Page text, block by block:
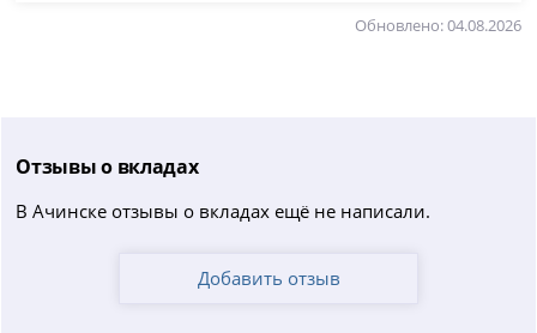
Обновлено: 04.08.2026
Отзывы о вкладах
В Ачинске отзывы о вкладах ещё не написали.
Добавить отзыв